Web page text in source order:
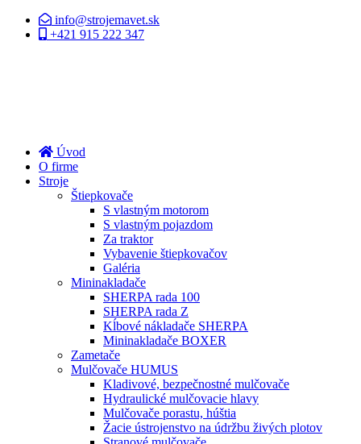
info@strojemavet.sk
+421 915 222 347
Úvod
O firme
Stroje
Štiepkovače
S vlastným motorom
S vlastným pojazdom
Za traktor
Vybavenie štiepkovačov
Galéria
Mininakladače
SHERPA rada 100
SHERPA rada Z
Kĺbové nákladače SHERPA
Mininakladače BOXER
Zametače
Mulčovače HUMUS
Kladivové, bezpečnostné mulčovače
Hydraulické mulčovacie hlavy
Mulčovače porastu, húštia
Žacie ústrojenstvo na údržbu živých plotov